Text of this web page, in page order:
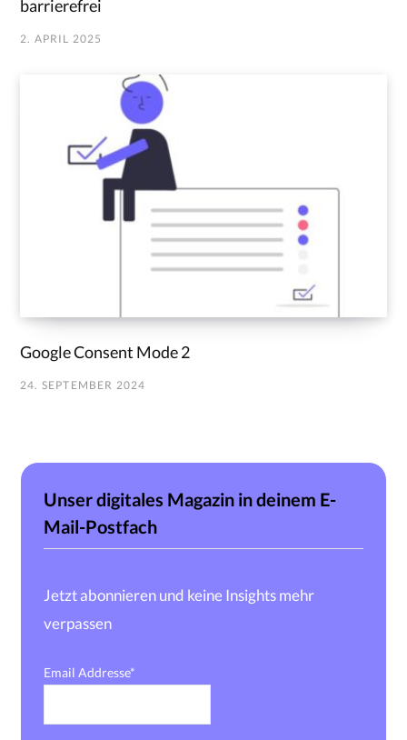
barrierefrei
2. APRIL 2025
Google Consent Mode 2
24. SEPTEMBER 2024
Unser digitales Magazin in deinem E-
Mail-Postfach
Jetzt abonnieren und keine Insights mehr
verpassen
Email Addresse*